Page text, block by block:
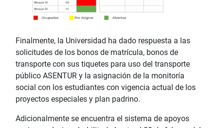
Finalmente, la Universidad ha dado respuesta a las
solicitudes de los bonos de matrícula, bonos de
transporte con sus tiquetes para uso del transporte
público ASENTUR y la asignación de la monitoría
social con los estudiantes con vigencia actual de los
proyectos especiales y plan padrino.
Adicionalmente se encuentra el sistema de apoyos